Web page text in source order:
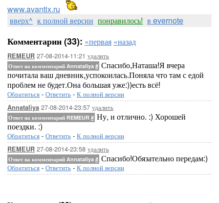
www.avantix.ru
вверх^ к полной версии понравилось! в evernote
Комментарии (33): «первая «назад
REMEUR 27-08-2014-11:21 удалить
Ответ на комментарий Annataliya # Спасибо,Наташа!Я вчера
почитала ваш дневник,успокоилась.Поняла что там с едой
проблем не будет.Она большая уже:))есть всё!
Обратиться - Ответить - К полной версии
Annataliya 27-08-2014-23:57 удалить
Ответ на комментарий REMEUR # Ну, и отлично. :) Хорошей
поездки. :)
Обратиться - Ответить - К полной версии
REMEUR 27-08-2014-23:58 удалить
Ответ на комментарий Annataliya # Спасибо!Обязательно передам:)
Обратиться - Ответить - К полной версии